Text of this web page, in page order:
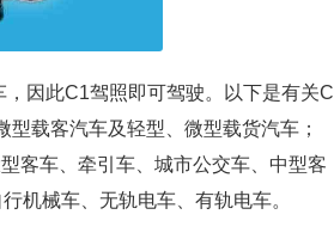
因此C1驾照即可驾驶。以下是有关C
载客汽车及轻型、微型载货汽车；
客车、牵引车、城市公交车、中型客
机械车、无轨电车、有轨电车。